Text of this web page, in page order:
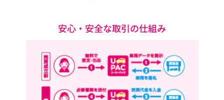
安心・安全な取引の仕組み